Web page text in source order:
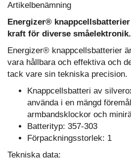
Artikelbenämning
Energizer®
kraft för diverse småelektronik.
Energizer® knappcellsbatterier
vara hållbara och effektiva och
tack vare sin tekniska precision.
Knappcellsbatteri av
använda i en mängd
armbandsklockor och
Batterityp: 357-303
Förpackningsstorlek: 1
Tekniska data: